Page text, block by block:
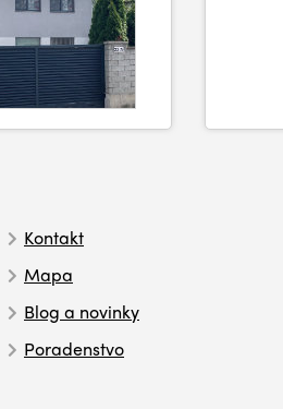
Kontakt
Mapa
Blog a novinky
Poradenstvo